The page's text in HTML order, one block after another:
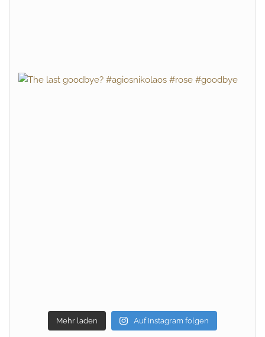
Mehr laden Auf Instagram folgen